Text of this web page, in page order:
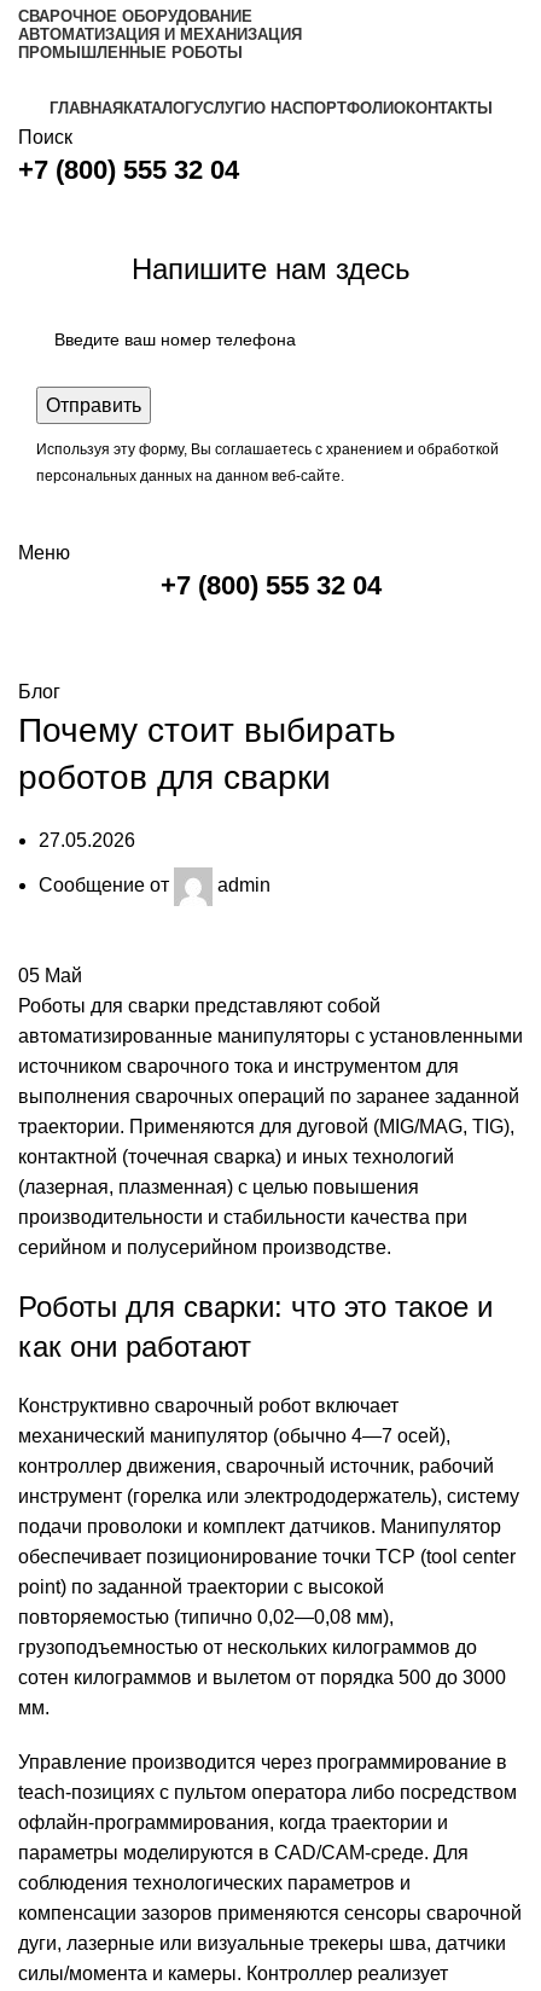
СВАРОЧНОЕ ОБОРУДОВАНИЕ
АВТОМАТИЗАЦИЯ И МЕХАНИЗАЦИЯ
ПРОМЫШЛЕННЫЕ РОБОТЫ
ГЛАВНАЯ КАТАЛОГУСЛУГИО НАСПОРТФОЛИОКОНТАКТЫ
Поиск
+7 (800) 555 32 04
Напишите нам здесь
Используя эту форму, Вы соглашаетесь с хранением и обработкой
персональных данных на данном веб-сайте.
Меню
+7 (800) 555 32 04
Блог
Почему стоит выбирать
роботов для сварки
27.05.2026
Сообщение от admin
05 Май
Роботы для сварки представляют собой
автоматизированные манипуляторы с установленными
источником сварочного тока и инструментом для
выполнения сварочных операций по заранее заданной
траектории. Применяются для дуговой (MIG/MAG, TIG),
контактной (точечная сварка) и иных технологий
(лазерная, плазменная) с целью повышения
производительности и стабильности качества при
серийном и полусерийном производстве.
Роботы для сварки: что это такое и
как они работают
Конструктивно сварочный робот включает
механический манипулятор (обычно 4—7 осей),
контроллер движения, сварочный источник, рабочий
инструмент (горелка или электрододержатель), систему
подачи проволоки и комплект датчиков. Манипулятор
обеспечивает позиционирование точки TCP (tool center
point) по заданной траектории с высокой
повторяемостью (типично 0,02—0,08 мм),
грузоподъемностью от нескольких килограммов до
сотен килограммов и вылетом от порядка 500 до 3000
мм.
Управление производится через программирование в
teach-позициях с пультом оператора либо посредством
офлайн-программирования, когда траектории и
параметры моделируются в CAD/CAM-среде. Для
соблюдения технологических параметров и
компенсации зазоров применяются сенсоры сварочной
дуги, лазерные или визуальные трекеры шва, датчики
силы/момента и камеры. Контроллер реализует